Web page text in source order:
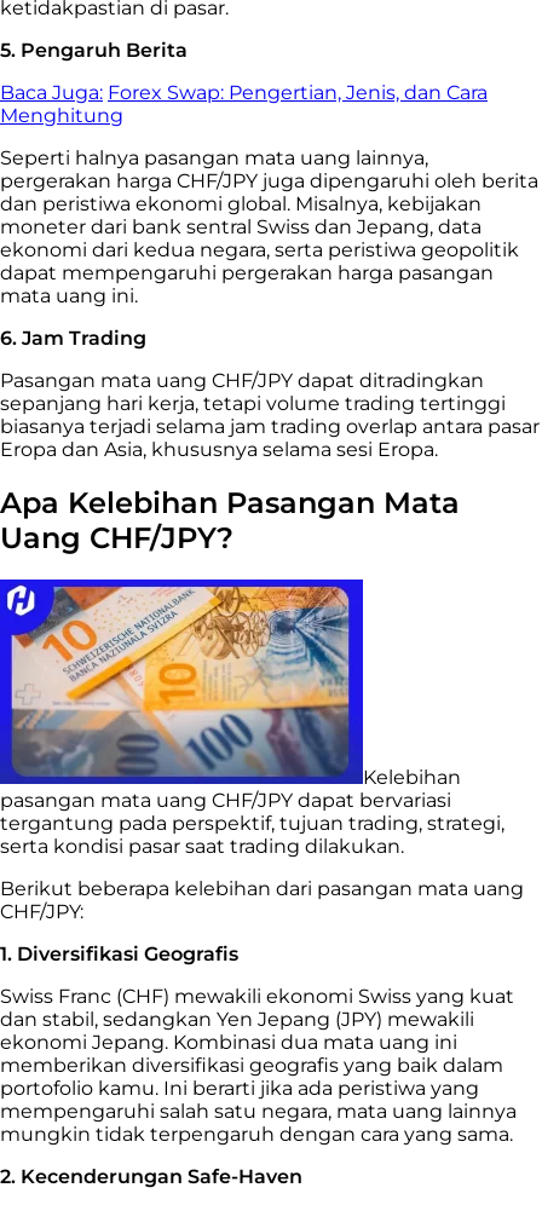
ketidakpastian di pasar.
5. Pengaruh Berita
Baca Juga: Forex Swap: Pengertian, Jenis, dan Cara
Menghitung
Seperti halnya pasangan mata uang lainnya,
pergerakan harga CHF/JPY juga dipengaruhi oleh berita
dan peristiwa ekonomi global. Misalnya, kebijakan
moneter dari bank sentral Swiss dan Jepang, data
ekonomi dari kedua negara, serta peristiwa geopolitik
dapat mempengaruhi pergerakan harga pasangan
mata uang ini.
6. Jam Trading
Pasangan mata uang CHF/JPY dapat ditradingkan
sepanjang hari kerja, tetapi volume trading tertinggi
biasanya terjadi selama jam trading overlap antara pasar
Eropa dan Asia, khususnya selama sesi Eropa.
Apa Kelebihan Pasangan Mata
Uang CHF/JPY?
Kelebihan
pasangan mata uang CHF/JPY dapat bervariasi
tergantung pada perspektif, tujuan trading, strategi,
serta kondisi pasar saat trading dilakukan.
Berikut beberapa kelebihan dari pasangan mata uang
CHF/JPY:
1. Diversifikasi Geografis
Swiss Franc (CHF) mewakili ekonomi Swiss yang kuat
dan stabil, sedangkan Yen Jepang (JPY) mewakili
ekonomi Jepang. Kombinasi dua mata uang ini
memberikan diversifikasi geografis yang baik dalam
portofolio kamu. Ini berarti jika ada peristiwa yang
mempengaruhi salah satu negara, mata uang lainnya
mungkin tidak terpengaruh dengan cara yang sama.
2. Kecenderungan Safe-Haven